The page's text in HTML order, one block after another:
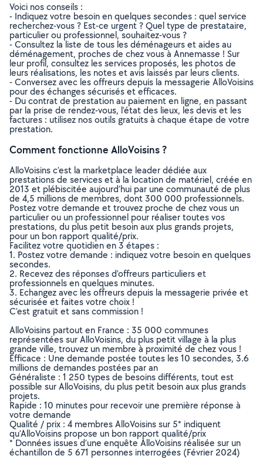
Voici nos conseils :
- Indiquez votre besoin en quelques secondes : quel service
recherchez-vous ? Est-ce urgent ? Quel type de prestataire,
particulier ou professionnel, souhaitez-vous ?
- Consultez la liste de tous les déménageurs et aides au
déménagement, proches de chez vous à Annemasse ! Sur
leur profil, consultez les services proposés, les photos de
leurs réalisations, les notes et avis laissés par leurs clients.
- Conversez avec les offreurs depuis la messagerie AlloVoisins
pour des échanges sécurisés et efficaces.
- Du contrat de prestation au paiement en ligne, en passant
par la prise de rendez-vous, l’état des lieux, les devis et les
factures : utilisez nos outils gratuits à chaque étape de votre
prestation.
Comment fonctionne AlloVoisins ?
AlloVoisins c’est la marketplace leader dédiée aux
prestations de services et à la location de matériel, créée en
2013 et plébiscitée aujourd’hui par une communauté de plus
de 4,5 millions de membres, dont 300 000 professionnels.
Postez votre demande et trouvez proche de chez vous un
particulier ou un professionnel pour réaliser toutes vos
prestations, du plus petit besoin aux plus grands projets,
pour un bon rapport qualité/prix.
Facilitez votre quotidien en 3 étapes :
1. Postez votre demande : indiquez votre besoin en quelques
secondes.
2. Recevez des réponses d’offreurs particuliers et
professionnels en quelques minutes.
3. Echangez avec les offreurs depuis la messagerie privée et
sécurisée et faites votre choix !
C’est gratuit et sans commission !
AlloVoisins partout en France : 35 000 communes
représentées sur AlloVoisins, du plus petit village à la plus
grande ville, trouvez un membre à proximité de chez vous !
Efficace : Une demande postée toutes les 10 secondes, 3.6
millions de demandes postées par an
Généraliste : 1 250 types de besoins différents, tout est
possible sur AlloVoisins, du plus petit besoin aux plus grands
projets.
Rapide : 10 minutes pour recevoir une première réponse à
votre demande
Qualité / prix : 4 membres AlloVoisins sur 5* indiquent
qu’AlloVoisins propose un bon rapport qualité/prix
* Données issues d’une enquête AlloVoisins réalisée sur un
échantillon de 5 671 personnes interrogées (Février 2024)